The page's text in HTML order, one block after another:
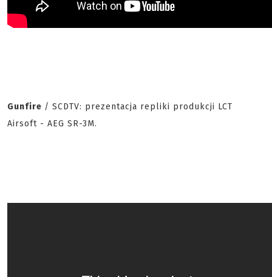
Gunfire / SCDTV: prezentacja repliki produkcji LCT
Airsoft - AEG SR-3M.